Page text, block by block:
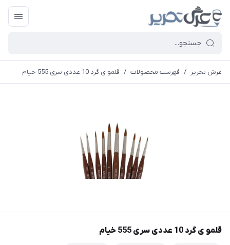
عرش تحریر / فهرست محصولات / قلمو ی گرد 10 عددی سری 555 خیام
قلمو ی گرد 10 عددی سری 555 خیام